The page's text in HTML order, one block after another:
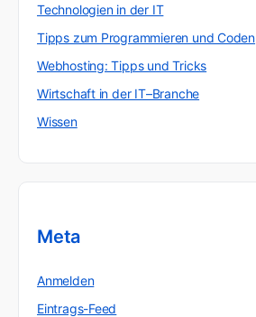
Technologien in der IT
Tipps zum Programmieren und Coden
Webhosting: Tipps und Tricks
Wirtschaft in der IT–Branche
Wissen
Meta
Anmelden
Eintrags-Feed